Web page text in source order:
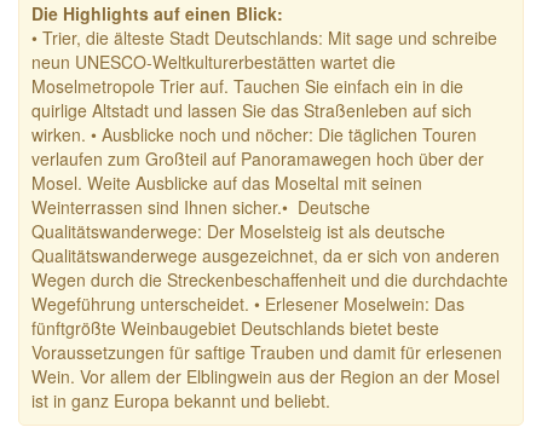
Die Highlights auf einen Blick:
• Trier, die älteste Stadt Deutschlands: Mit sage und schreibe
neun UNESCO-Weltkulturerbestätten wartet die
Moselmetropole Trier auf. Tauchen Sie einfach ein in die
quirlige Altstadt und lassen Sie das Straßenleben auf sich
wirken. • Ausblicke noch und nöcher: Die täglichen Touren
verlaufen zum Großteil auf Panoramawegen hoch über der
Mosel. Weite Ausblicke auf das Moseltal mit seinen
Weinterrassen sind Ihnen sicher.• Deutsche
Qualitätswanderwege: Der Moselsteig ist als deutsche
Qualitätswanderwege ausgezeichnet, da er sich von anderen
Wegen durch die Streckenbeschaffenheit und die durchdachte
Wegeführung unterscheidet. • Erlesener Moselwein: Das
fünftgrößte Weinbaugebiet Deutschlands bietet beste
Voraussetzungen für saftige Trauben und damit für erlesenen
Wein. Vor allem der Elblingwein aus der Region an der Mosel
ist in ganz Europa bekannt und beliebt.